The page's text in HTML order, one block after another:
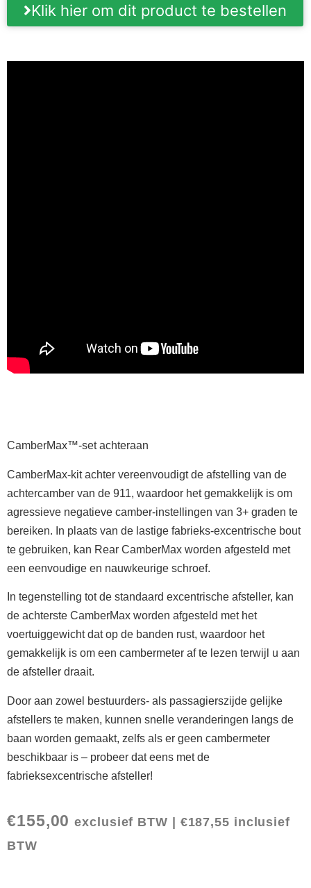
Klik hier om dit product te bestellen
CamberMax™-set achteraan
CamberMax-kit achter vereenvoudigt de afstelling van de
achtercamber van de 911, waardoor het gemakkelijk is om
agressieve negatieve camber-instellingen van 3+ graden te
bereiken. In plaats van de lastige fabrieks-excentrische bout
te gebruiken, kan Rear CamberMax worden afgesteld met
een eenvoudige en nauwkeurige schroef.
In tegenstelling tot de standaard excentrische afsteller, kan
de achterste CamberMax worden afgesteld met het
voertuiggewicht dat op de banden rust, waardoor het
gemakkelijk is om een ​​cambermeter af te lezen terwijl u aan
de afsteller draait.
Door aan zowel bestuurders- als passagierszijde gelijke
afstellers te maken, kunnen snelle veranderingen langs de
baan worden gemaakt, zelfs als er geen cambermeter
beschikbaar is – probeer dat eens met de
fabrieksexcentrische afsteller!
€155,00 exclusief BTW | €187,55 inclusief
BTW